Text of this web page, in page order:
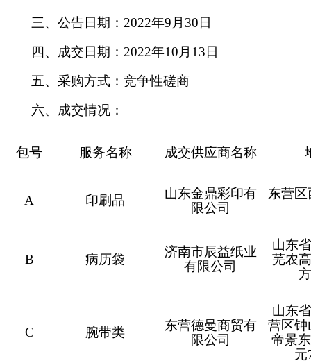
三、公告日期： 2022年9月30日
四、成交日期： 2022年10月13日
五、采购方式：竞争性磋商
六、成交情况：
包号 服务名称 成交供应商名称
A 印刷品
山东金鼎彩印有
限公司
东营
B 病历袋
济南市辰益纸业
有限公司
山东
芜农
C 腕带类
东营德曼商贸有
限公司
山东
营区钟
帝景
元